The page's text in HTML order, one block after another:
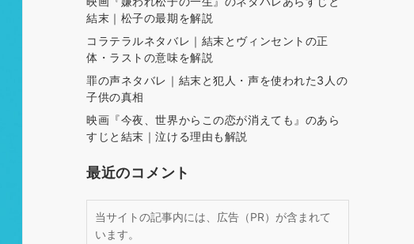
結末｜松子の最期を解説
コラテラルネタバレ｜結末とヴィンセントの正
体・ラストの意味を解説
罪の声ネタバレ｜結末と犯人・声を使われた3人の
子供の真相
映画『今夜、世界からこの恋が消えても』のあら
すじと結末｜泣ける理由も解説
最近のコメント
当サイトの記事内には、広告（PR）が含まれて
います。